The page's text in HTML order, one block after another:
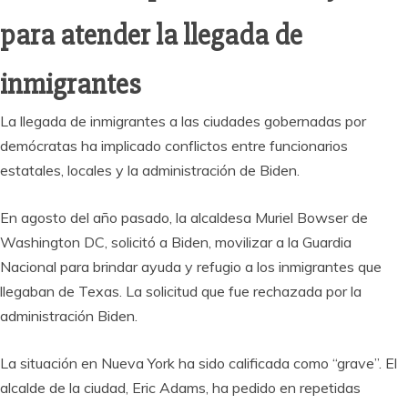
para atender la llegada de
inmigrantes
La llegada de inmigrantes a las ciudades gobernadas por
demócratas ha implicado conflictos entre funcionarios
estatales, locales y la administración de Biden.
En agosto del año pasado, la alcaldesa Muriel Bowser de
Washington DC, solicitó a Biden, movilizar a la Guardia
Nacional para brindar ayuda y refugio a los inmigrantes que
llegaban de Texas. La solicitud que fue rechazada por la
administración Biden.
La situación en Nueva York ha sido calificada como “grave”. El
alcalde de la ciudad, Eric Adams, ha pedido en repetidas